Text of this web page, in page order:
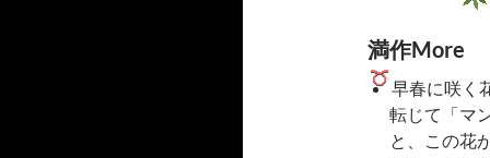
満作More
早春に咲く
転じて「マ
と、この花